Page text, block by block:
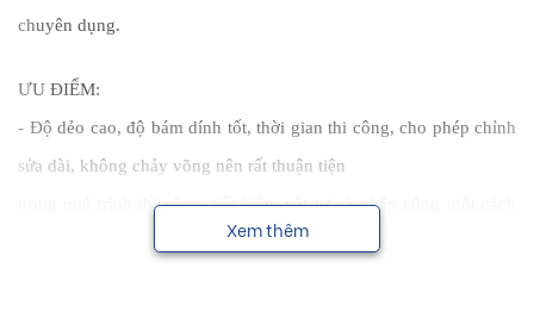
chuyên dụng.
ƯU ĐIỂM:
- Độ dẻo cao, độ bám dính tốt, thời gian thi công, cho phép chỉnh
sửa dài, không chảy võng nên rất thuận tiện
trong quá trình thi công, tiết kiệm vật tư và nhân công một cách
Xem thêm